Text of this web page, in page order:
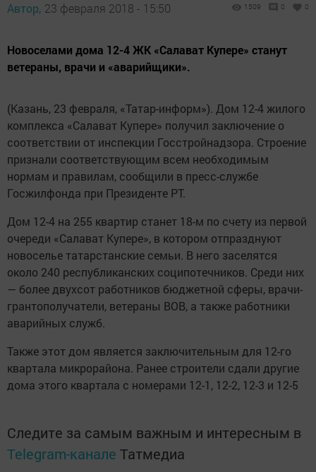
Автор, 23 февраля 2018 - 15:50 1509 0 0
Новоселами дома 12-4 ЖК «Салават Купере» станут
ветераны, врачи и «аварийщики».
(Казань, 23 февраля, «Татар-информ»). Дом 12-4 жилого
комплекса «Салават Купере» получил заключение о
соответствии от инспекции Госстройнадзора. Строение
признали соответствующим всем необходимым
нормам и правилам, сообщили в пресс-службе
Госжилфонда при Президенте РТ.
Дом 12-4 на 255 квартир станет 18-м по счету из первой
очереди «Салават Купере», в котором отпразднуют
новоселье татарстанские семьи. В него заселятся
около 240 республиканских соципотечников. Среди них
— более двухсот работников бюджетной сферы, врачи-
грантополучатели, ветераны ВОВ, а также работники
аварийных служб.
Также этот дом является заключительным для 12-го
квартала микрорайона. Ранее строители сдали другие
дома этого квартала с номерами 12-1, 12-2, 12-3 и 12-5
Следите за самым важным и интересным в
Telegram-канале Татмедиа